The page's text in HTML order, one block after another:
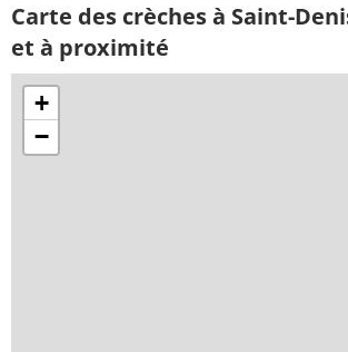
Carte des crèches à Saint-
et à proximité
+
−